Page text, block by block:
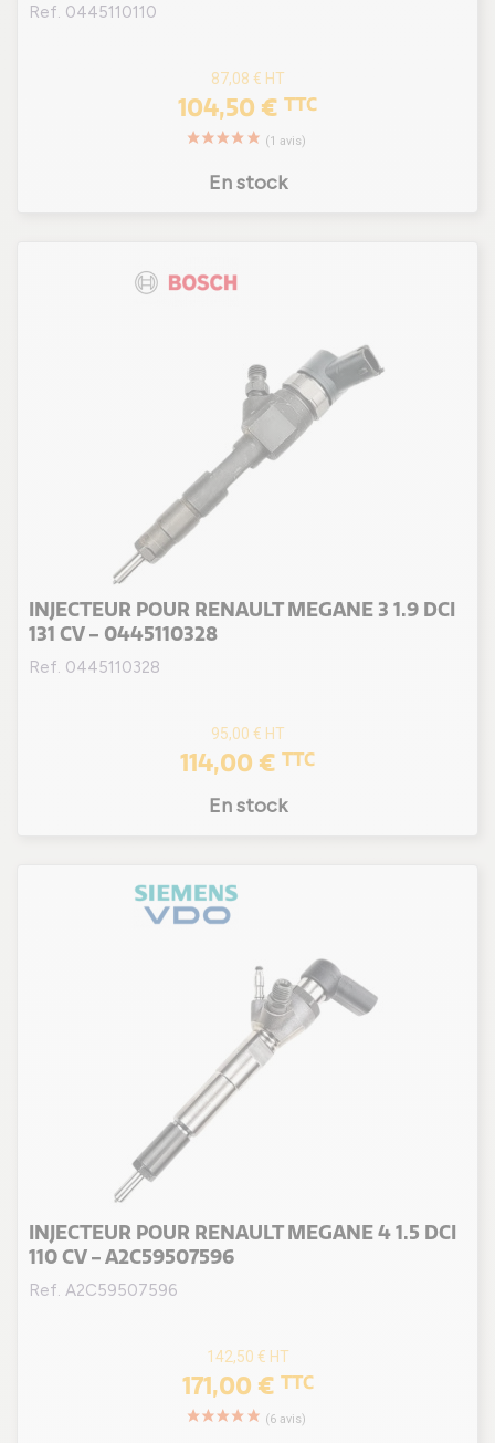
Ref. 0445110110
87,08 € HT
104,50 € TTC
En stock
INJECTEUR POUR RENAULT MEGANE 3 1.9 DCI
131 CV - 0445110328
Ref. 0445110328
95,00 € HT
114,00 € TTC
En stock
INJECTEUR POUR RENAULT MEGANE 4 1.5 DCI
110 CV - A2C59507596
Ref. A2C59507596
142,50 € HT
171,00 € TTC